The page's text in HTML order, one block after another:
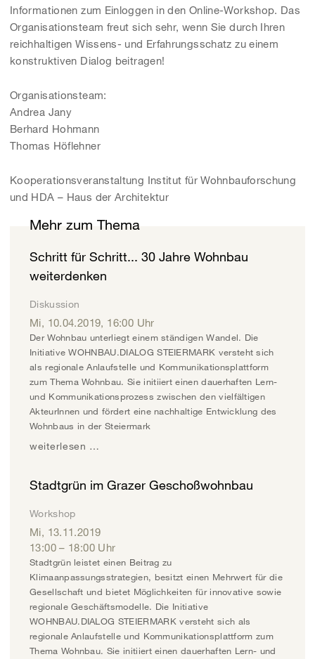
Informationen zum Einloggen in den Online-Workshop. Das
Organisationsteam freut sich sehr, wenn Sie durch Ihren
reichhaltigen Wissens- und Erfahrungsschatz zu einem
konstruktiven Dialog beitragen!
Organisationsteam:
Andrea Jany
Berhard Hohmann
Thomas Höflehner
Kooperationsveranstaltung Institut für Wohnbauforschung
und HDA – Haus der Architektur
Mehr zum Thema
Schritt für Schritt... 30 Jahre Wohnbau
weiterdenken
Diskussion
Mi, 10.04.2019, 16:00 Uhr
Der Wohnbau unterliegt einem ständigen Wandel. Die
Initiative WOHNBAU.DIALOG STEIERMARK versteht sich
als regionale Anlaufstelle und Kommunikationsplattform
zum Thema Wohnbau. Sie initiiert einen dauerhaften Lern-
und Kommunikationsprozess zwischen den vielfältigen
AkteurInnen und fördert eine nachhaltige Entwicklung des
Wohnbaus in der Steiermark
weiterlesen …
Stadtgrün im Grazer Geschoßwohnbau
Workshop
Mi, 13.11.2019
13:00– 18:00 Uhr
Stadtgrün leistet einen Beitrag zu
Klimaanpassungsstrategien, besitzt einen Mehrwert für die
Gesellschaft und bietet Möglichkeiten für innovative sowie
regionale Geschäftsmodelle. Die Initiative
WOHNBAU.DIALOG STEIERMARK versteht sich als
regionale Anlaufstelle und Kommunikationsplattform zum
Thema Wohnbau. Sie initiiert einen dauerhaften Lern- und